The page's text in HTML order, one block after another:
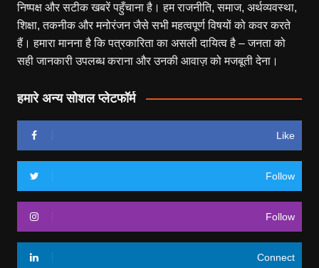
निष्पक्ष और सटीक खबरें पहुँचाना है। हम राजनीति, समाज, अर्थव्यवस्था,
शिक्षा, तकनीक और मनोरंजन जैसे सभी महत्वपूर्ण विषयों को कवर करते
हैं। हमारा मानना है कि पत्रकारिता का असली दायित्व है – जनता को
सही जानकारी उपलब्ध कराना और उनकी आवाज़ को मजबूती देना।
हमारे अन्य सोशल प्लेटफॉर्म
Like
Follow
Follow
Connect